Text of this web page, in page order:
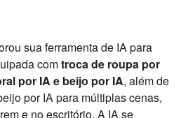
sua ferramenta de IA para
comtroca de roupa por
por IA e beijo por IA, além de
por IA para múltiplas cenas,
e no escritório. A IA se